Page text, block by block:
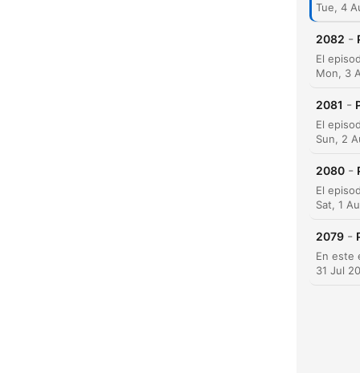
Tue, 4
2082 -
Mon, 3
2081 -
Sun, 2
2080 -
Sat, 1
2079 -
31 Jul